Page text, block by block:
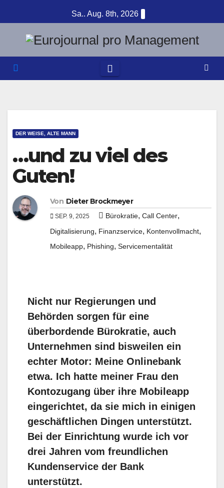
Inhalt
springen
Sa.. Aug. 8th, 2026
DER WEISE, ALTE MANN
…und zu viel des
Guten!
Von Dieter Brockmeyer
SEP. 9, 2025 Bürokratie, Call Center,
Digitalisierung, Finanzservice, Kontenvollmacht,
Mobileapp, Phishing, Servicementalität
Nicht nur Regierungen und
Behörden sorgen für eine
überbordende Bürokratie, auch
Unternehmen sind bisweilen ein
echter Motor: Meine Onlinebank
etwa. Ich hatte meiner Frau den
Kontozugang über ihre Mobileapp
eingerichtet, da sie mich in einigen
geschäftlichen Dingen unterstützt.
Bei der Einrichtung wurde ich vor
drei Jahren vom freundlichen
Kundenservice der Bank
unterstützt.